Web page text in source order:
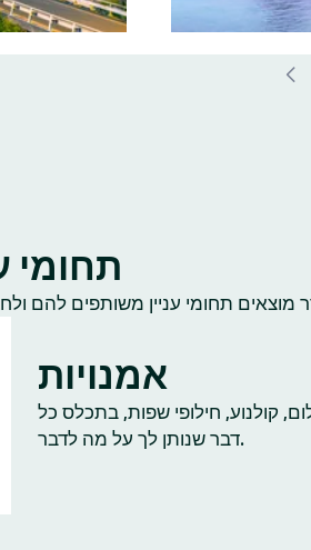
תחומי
אמנויות
קולנוע, חילופי שפות, בתכלס כל
דבר שנותן לך על מה לדבר.